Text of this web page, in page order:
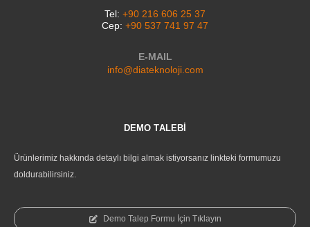
Tel: +90 216 606 25 37
Cep: +90 537 741 97 47
E-MAIL
info@diateknoloji.com
DEMO TALEBİ
Ürünlerimiz hakkında detaylı bilgi almak istiyorsanız linkteki formumuzu
doldurabilirsiniz.
Demo Talep Formu İçin Tıklayın